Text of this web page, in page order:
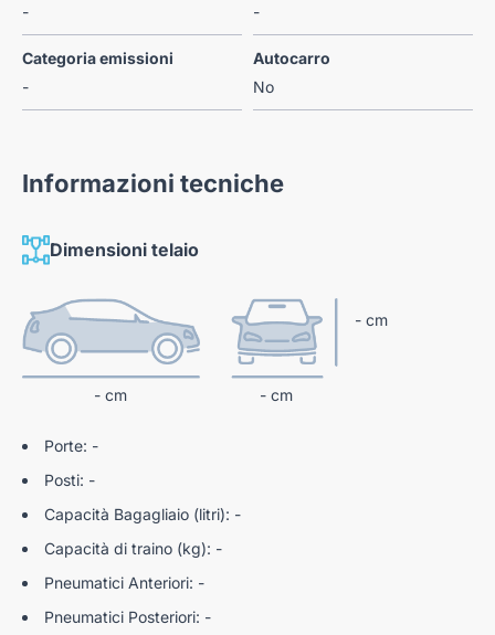
-
-
Categoria emissioni
-
Autocarro
No
Informazioni tecniche
Dimensioni telaio
- cm - cm
- cm
Porte: -
Posti: -
Capacità Bagagliaio (litri): -
Capacità di traino (kg): -
Pneumatici Anteriori: -
Pneumatici Posteriori: -